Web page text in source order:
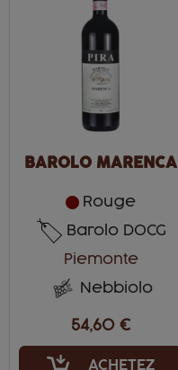
BAROLO MARENCA
Rouge
Barolo DOCG
Piemonte
Nebbiolo
54,60 €
ACHETEZ